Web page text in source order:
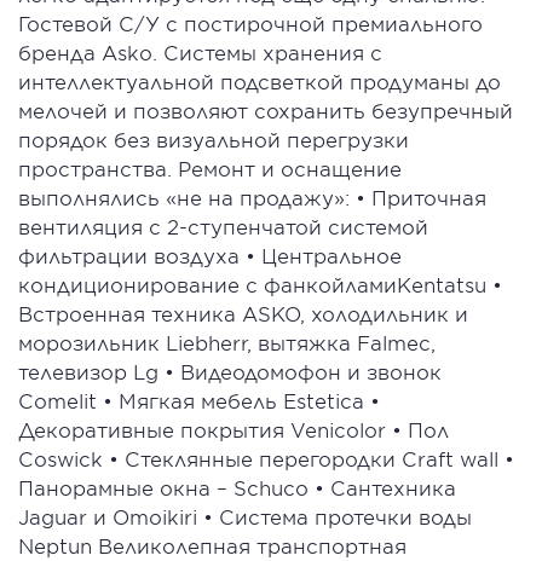
Гостевой С/У с постирочной премиального
бренда Asko. Системы хранения с
интеллектуальной подсветкой продуманы до
мелочей и позволяют сохранить безупречный
порядок без визуальной перегрузки
пространства. Ремонт и оснащение
выполнялись «не на продажу»: • Приточная
вентиляция с 2-ступенчатой системой
фильтрации воздуха • Центральное
кондиционирование с фанкойламиKentatsu •
Встроенная техника ASKO, холодильник и
морозильник Liebherr, вытяжка Falmec,
телевизор Lg • Видеодомофон и звонок
Comelit • Мягкая мебель Estetica •
Декоративные покрытия Venicolor • Пол
Coswick • Стеклянные перегородки Craft wall •
Панорамные окна – Sсhuсо • Сантехника
Jaguar и Omoikiri • Система протечки воды
Neptun Великолепная транспортная